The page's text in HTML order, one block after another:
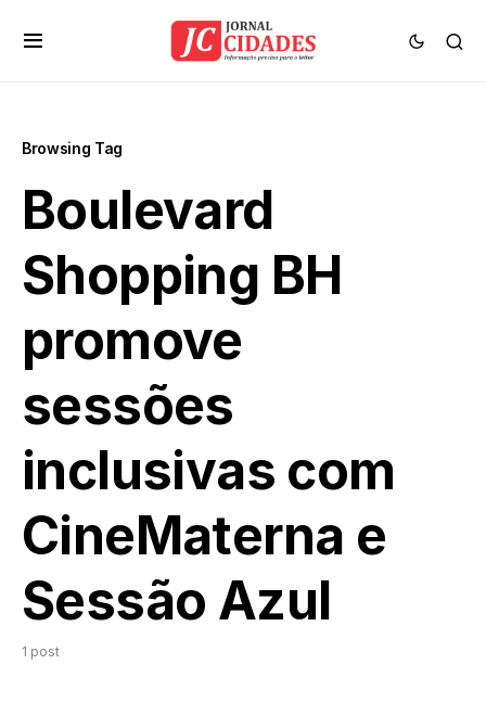
Browsing Tag
Boulevard
Shopping BH
promove
sessões
inclusivas com
CineMaterna e
Sessão Azul
1 post